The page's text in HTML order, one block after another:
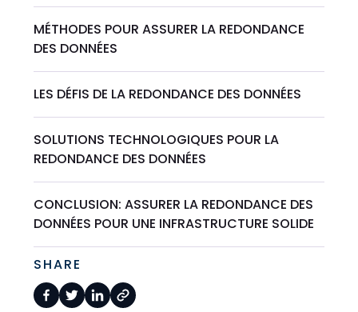
MÉTHODES POUR ASSURER LA REDONDANCE
DES DONNÉES
LES DÉFIS DE LA REDONDANCE DES DONNÉES
SOLUTIONS TECHNOLOGIQUES POUR LA
REDONDANCE DES DONNÉES
CONCLUSION: ASSURER LA REDONDANCE DES
DONNÉES POUR UNE INFRASTRUCTURE SOLIDE
SHARE